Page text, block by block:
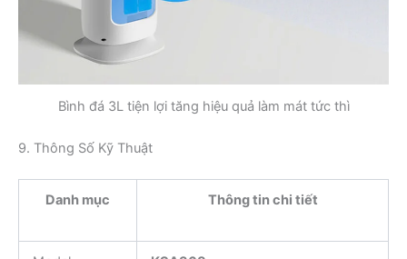
Bình đá 3L tiện lợi tăng hiệu quả làm mát tức thì
9. Thông Số Kỹ Thuật
Danh mục Thông tin chi tiết